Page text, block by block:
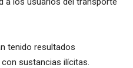
tenido resultados
sustancias ilícitas.